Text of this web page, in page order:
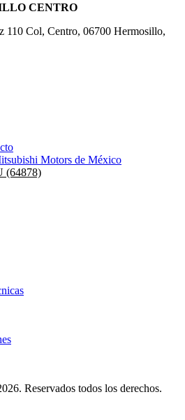
CENTRO
110 Col, Centro, 06700 Hermosillo,
Motors de México
(64878)
Reservados todos los derechos.